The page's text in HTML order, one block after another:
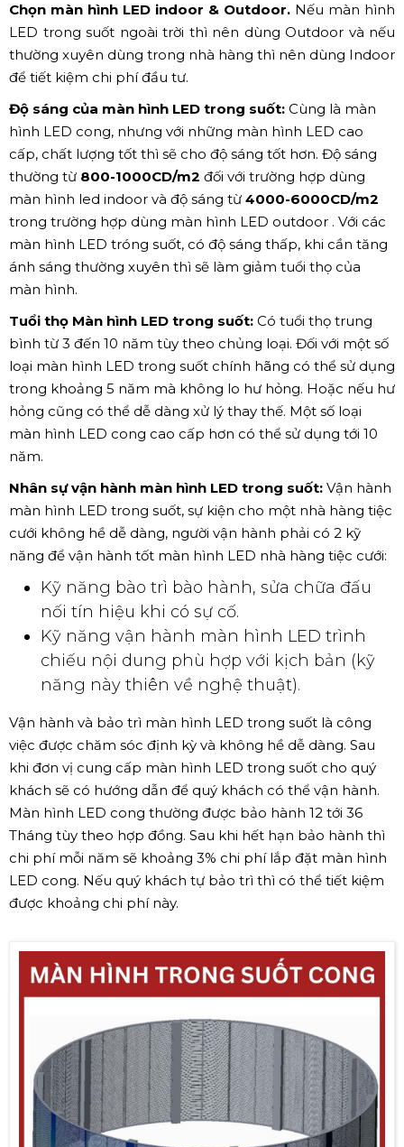
Chọn màn hình LED indoor & Outdoor. Nếu màn hình
LED trong suốt ngoài trời thì nên dùng Outdoor và nếu
thường xuyên dùng trong nhà hàng thì nên dùng Indoor
để tiết kiệm chi phí đầu tư.
Độ sáng của màn hình LED trong suốt: Cùng là màn
hình LED cong, nhưng với những màn hình LED cao
cấp, chất lượng tốt thì sẽ cho độ sáng tốt hơn. Độ sáng
thường từ 800-1000CD/m2 đối với trường hợp dùng
màn hình led indoor và độ sáng từ 4000-6000CD/m2
trong trường hợp dùng màn hình LED outdoor . Với các
màn hình LED tróng suốt, có độ sáng thấp, khi cần tăng
ánh sáng thường xuyên thì sẽ làm giảm tuổi thọ của
màn hình.
Tuổi thọ Màn hình LED trong suốt: Có tuổi thọ trung
bình từ 3 đến 10 năm tùy theo chủng loại. Đối với một số
loại màn hình LED trong suốt chính hãng có thể sử dụng
trong khoảng 5 năm mà không lo hư hỏng. Hoặc nếu hư
hỏng cũng có thể dễ dàng xử lý thay thế. Một số loại
màn hình LED cong cao cấp hơn có thể sử dụng tới 10
năm.
Nhân sự vận hành màn hình LED trong suốt: Vận hành
màn hình LED trong suốt, sự kiện cho một nhà hàng tiệc
cưới không hề dễ dàng, người vận hành phải có 2 kỹ
năng để vận hành tốt màn hình LED nhà hàng tiệc cưới:
Kỹ năng bào trì bào hành, sửa chữa đấu
nối tín hiệu khi có sự cố.
Kỹ năng vận hành màn hình LED trình
chiếu nội dung phù hợp với kịch bản (kỹ
năng này thiên về nghệ thuật).
Vận hành và bảo trì màn hình LED trong suốt là công
việc được chăm sóc định kỳ và không hề dễ dàng. Sau
khi đơn vị cung cấp màn hình LED trong suốt cho quý
khách sẽ có hướng dẫn để quý khách có thể vận hành.
Màn hình LED cong thường được bảo hành 12 tới 36
Tháng tùy theo hợp đồng. Sau khi hết hạn bảo hành thì
chi phí mỗi năm sẽ khoảng 3% chi phí lắp đặt màn hình
LED cong. Nếu quý khách tự bảo trì thì có thể tiết kiệm
được khoảng chi phí này.